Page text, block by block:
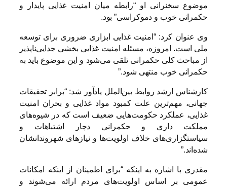
موضوع سخنرانی او “رابطه میان امنیت غذایی پایدار و
حکمرانی خوب و دموکراسی” بود.
وی عنوان کرد: “امنیت غذایی ابزاری ضروری برای توسعه
ملی است. امروزه، مسئله امنیت غذایی بخشی جدایی‌ناپذیر
از مباحث کلی حکمرانی تلقی می‌شود و این موضوع باید به
حکمرانی خوب منتهی شود.”
کارشناس ارشد روابط بین‌الملل یادآور شد: “برابر تحقیقات
جهانی، مهم‌ترین علت کمبود مواد غذایی و بحران امنیت
غذایی، عملکرد حکومت‌هایی ضعیف است که در شیوه‌های
مملکت داری و حکمرانی دچار اشتباهات و
سیاستگزاری‌های خلاف اولویت‌ها و نیازهای شهروندانشان
شده‌اند.”
مقدری با اشاره به اینکه “برای اطمینان از اینکه امکانات
عمومی بر اساس اولویت‌های مردم ارائه می‌شوند و